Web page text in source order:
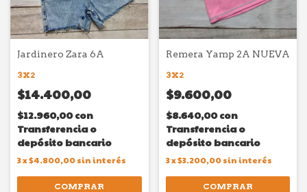
Jardinero Zara 6A
3X2
$14.400,00
$12.960,00con
Transferencia o
depósito bancario
3x$4.800,00sin interés
COMPRAR
Remera Yamp 2A NUEVA
3X2
$9.600,00
$8.640,00con
Transferencia o
depósito bancario
3x$3.200,00 sin interés
COMPRAR